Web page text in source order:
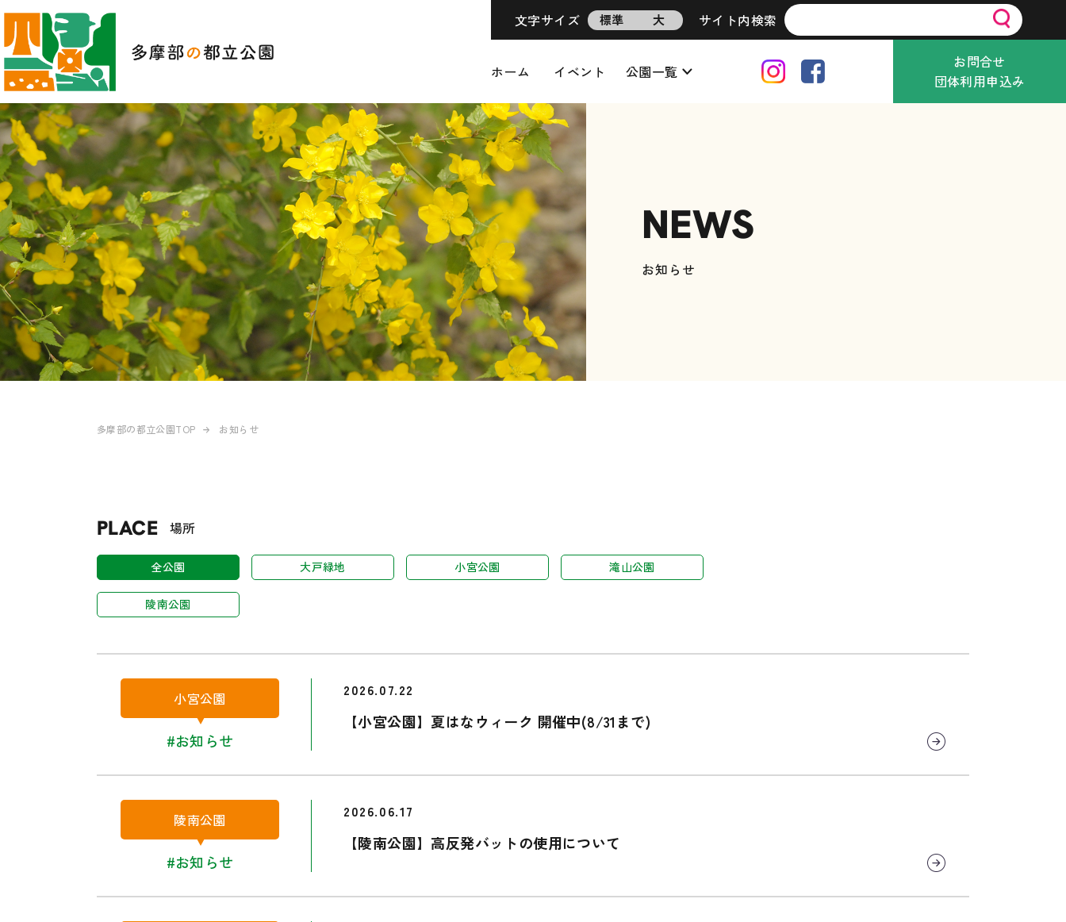
文字サイズ 標準 大 サイト内検索
ホーム イベント 公園一覧
お問合せ
団体利用申込み
NEWS
お知らせ
多摩部の都立公園TOP お知らせ
PLACE 場所
全公園 大戸緑地 小宮公園 滝山公園
陵南公園
小宮公園
#お知らせ
2026.07.22
【小宮公園】夏はなウィーク 開催中(8/31まで)
陵南公園
#お知らせ
2026.06.17
【陵南公園】高反発バットの使用について